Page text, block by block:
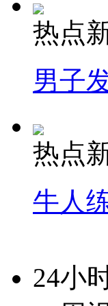
热点
男子
热点
牛人
24小